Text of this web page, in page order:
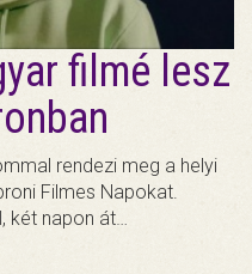
filmé lesz
rendezi meg a helyi
Filmes Napokat.
napon át…